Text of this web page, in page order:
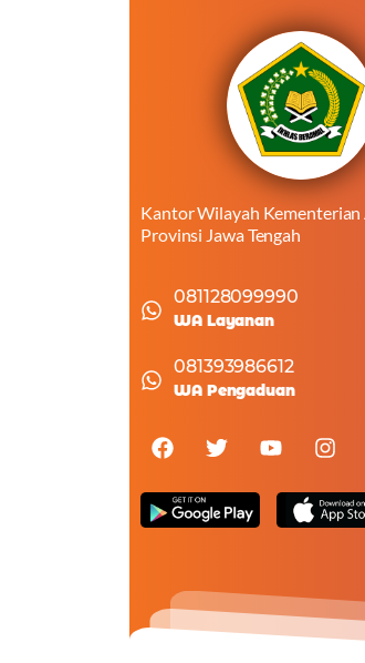
Kantor Wilayah Kementerian
Provinsi Jawa Tengah
081128099990
WA Layanan
081393986612
WA Pengaduan